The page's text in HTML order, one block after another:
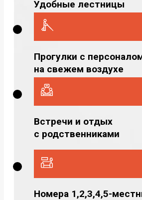
Удобные лестницы
Прогулки с
на свежем воздухе
Встречи и отдых
с родственниками
Номера 1,2,3,4,5-